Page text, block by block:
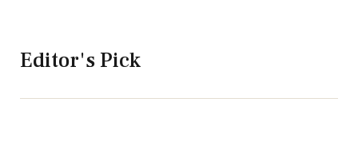
Editor's Pick